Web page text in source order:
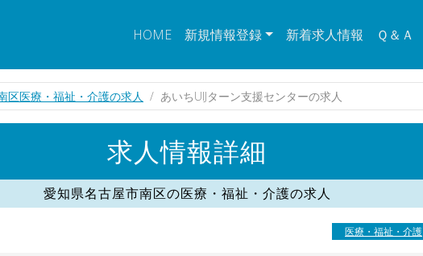
HOME 新規情報登録 新着求人情報 Ｑ＆Ａ
区医療・福祉・介護の求人 あいちUIJターン支援センターの求人
求人情報詳細
愛知県名古屋市南区の医療・福祉・介護の求人
医療・福祉・介護